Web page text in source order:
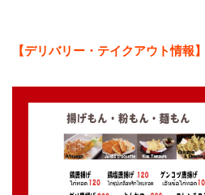
【デリバリー・テイクアウト情報】